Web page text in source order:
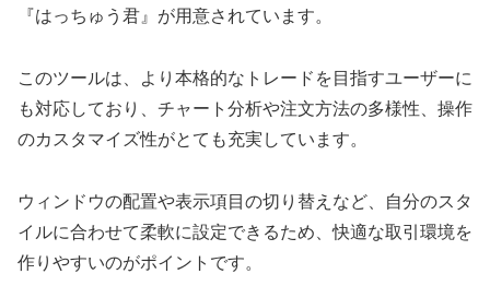
『はっちゅう君』が用意されています。
このツールは、より本格的なトレードを目指すユーザーに
も対応しており、チャート分析や注文方法の多様性、操作
のカスタマイズ性がとても充実しています。
ウィンドウの配置や表示項目の切り替えなど、自分のスタ
イルに合わせて柔軟に設定できるため、快適な取引環境を
作りやすいのがポイントです。